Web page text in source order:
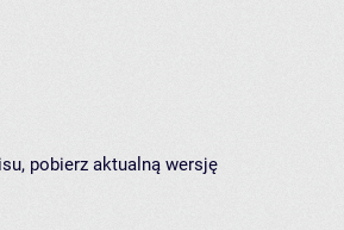
pobierz aktualną wersję